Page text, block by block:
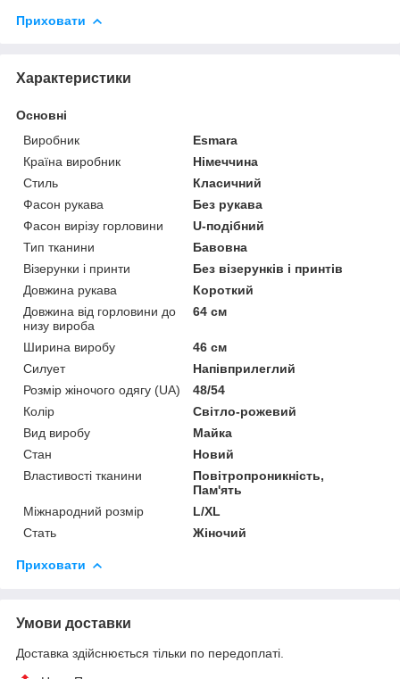
Приховати
Характеристики
Основні
Виробник
Esmara
Країна виробник
Німеччина
Стиль
Класичний
Фасон рукава
Без рукава
Фасон вирізу горловини
U-подібний
Тип тканини
Бавовна
Візерунки і принти
Без візерунків і принтів
Довжина рукава
Короткий
Довжина від горловини до
низу вироба
64 см
Ширина виробу
46 см
Силует
Напівприлеглий
Розмір жіночого одягу (UA)
48/54
Колір
Світло-рожевий
Вид виробу
Майка
Стан
Новий
Властивості тканини
Повітропроникність,
Пам'ять
Міжнародний розмір
L/XL
Стать
Жіночий
Приховати
Умови доставки
Доставка здійснюється тільки по передоплаті.